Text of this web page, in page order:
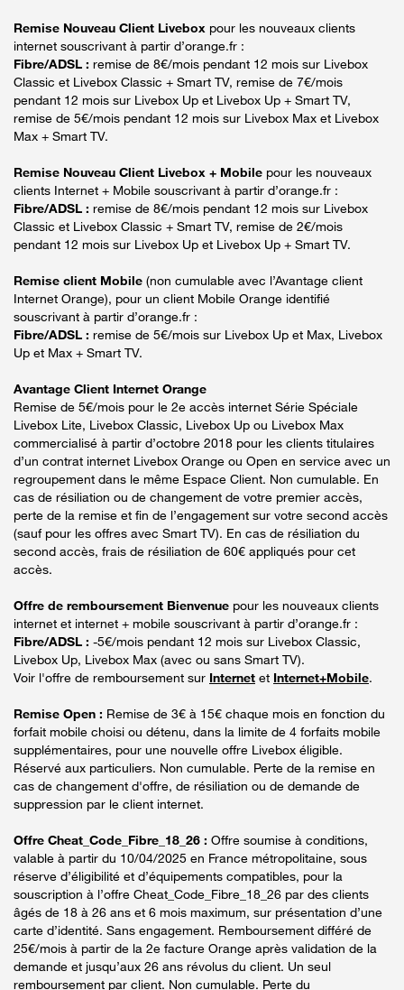
Remise Nouveau Client Livebox pour les nouveaux clients
internet souscrivant à partir d’orange.fr :
Fibre/ADSL : remise de 8€/mois pendant 12 mois sur Livebox
Classic et Livebox Classic + Smart TV, remise de 7€/mois
pendant 12 mois sur Livebox Up et Livebox Up + Smart TV,
remise de 5€/mois pendant 12 mois sur Livebox Max et Livebox
Max + Smart TV.
Remise Nouveau Client Livebox + Mobile pour les nouveaux
clients Internet + Mobile souscrivant à partir d’orange.fr :
Fibre/ADSL : remise de 8€/mois pendant 12 mois sur Livebox
Classic et Livebox Classic + Smart TV, remise de 2€/mois
pendant 12 mois sur Livebox Up et Livebox Up + Smart TV.
Remise client Mobile (non cumulable avec l’Avantage client
Internet Orange), pour un client Mobile Orange identifié
souscrivant à partir d’orange.fr :
Fibre/ADSL : remise de 5€/mois sur Livebox Up et Max, Livebox
Up et Max + Smart TV.
Avantage Client Internet Orange
Remise de 5€/mois pour le 2e accès internet Série Spéciale
Livebox Lite, Livebox Classic, Livebox Up ou Livebox Max
commercialisé à partir d’octobre 2018 pour les clients titulaires
d’un contrat internet Livebox Orange ou Open en service avec un
regroupement dans le même Espace Client. Non cumulable. En
cas de résiliation ou de changement de votre premier accès,
perte de la remise et fin de l’engagement sur votre second accès
(sauf pour les offres avec Smart TV). En cas de résiliation du
second accès, frais de résiliation de 60€ appliqués pour cet
accès.
Offre de remboursement Bienvenue pour les nouveaux clients
internet et internet + mobile souscrivant à partir d’orange.fr :
Fibre/ADSL : -5€/mois pendant 12 mois sur Livebox Classic,
Livebox Up, Livebox Max (avec ou sans Smart TV).
Voir l'offre de remboursement sur Internet et Internet+Mobile.
Remise Open : Remise de 3€ à 15€ chaque mois en fonction du
forfait mobile choisi ou détenu, dans la limite de 4 forfaits mobile
supplémentaires, pour une nouvelle offre Livebox éligible.
Réservé aux particuliers. Non cumulable. Perte de la remise en
cas de changement d'offre, de résiliation ou de demande de
suppression par le client internet.
Offre Cheat_Code_Fibre_18_26 : Offre soumise à conditions,
valable à partir du 10/04/2025 en France métropolitaine, sous
réserve d’éligibilité et d’équipements compatibles, pour la
souscription à l’offre Cheat_Code_Fibre_18_26 par des clients
âgés de 18 à 26 ans et 6 mois maximum, sur présentation d’une
carte d’identité. Sans engagement. Remboursement différé de
25€/mois à partir de la 2e facture Orange après validation de la
demande et jusqu’aux 26 ans révolus du client. Un seul
remboursement par client. Non cumulable. Perte du